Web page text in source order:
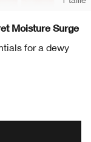
Moisture Surge
for a dewy